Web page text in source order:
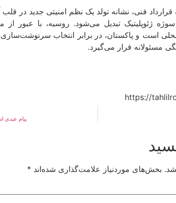
قرارداد فنی، نشانه تولد یک نظم امنیتی جدید در
سوژه ژئوپلیتیک تبدیل می‌شود. روسیه، با عبور
است و پاکستان، در برابر انتخاب سرنوشت‌سازی
مسئولانه قرار می‌گیرد.
پیام عیدی
بخش‌های موردنیاز علامت‌گذاری شده‌اند *